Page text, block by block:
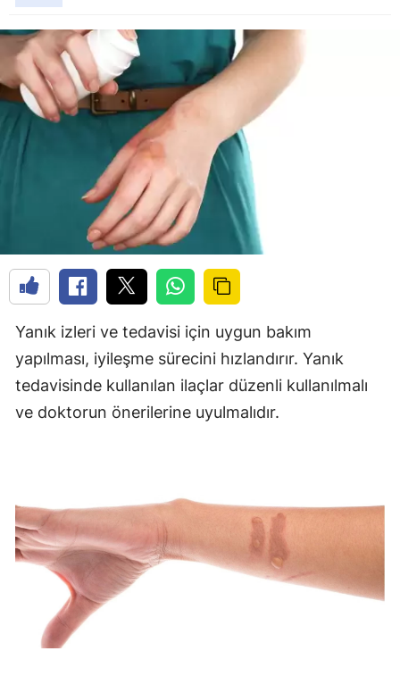
Yanık izleri ve tedavisi için uygun bakım
yapılması, iyileşme sürecini hızlandırır. Yanık
tedavisinde kullanılan ilaçlar düzenli kullanılmalı
ve doktorun önerilerine uyulmalıdır.